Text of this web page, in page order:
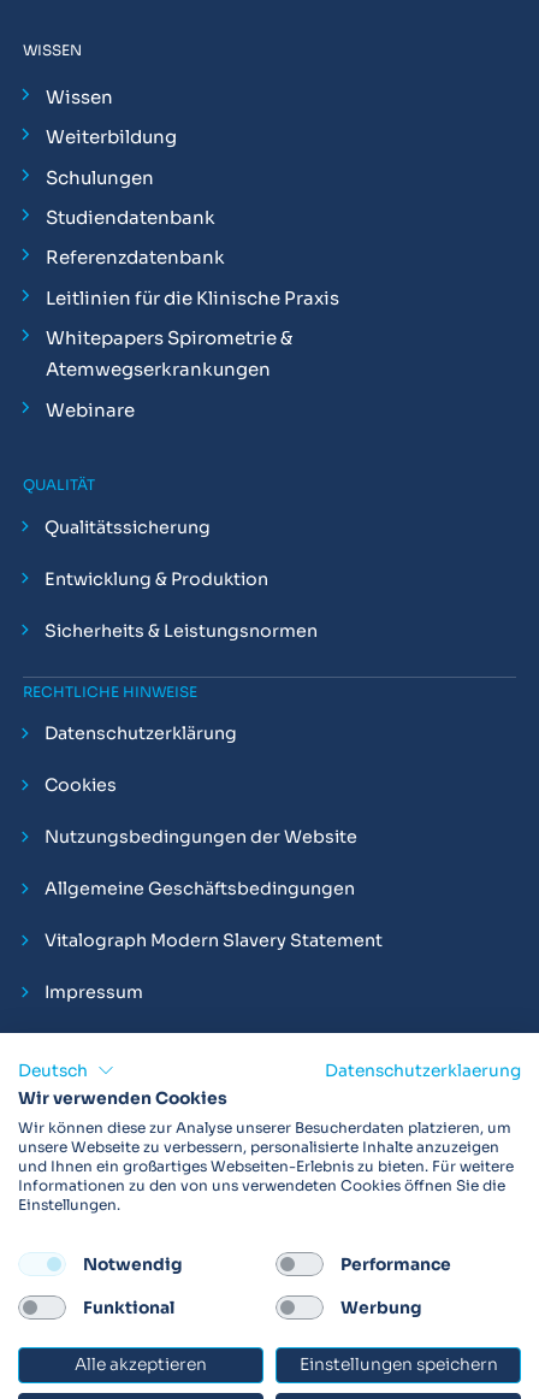
WISSEN
Wissen
Weiterbildung
Schulungen
Studiendatenbank
Referenzdatenbank
Leitlinien für die Klinische Praxis
Whitepapers Spirometrie &
Atemwegserkrankungen
Webinare
QUALITÄT
Qualitätssicherung
Entwicklung & Produktion
Sicherheits & Leistungsnormen
RECHTLICHE HINWEISE
Datenschutzerklärung
Cookies
Nutzungsbedingungen der Website
Allgemeine Geschäftsbedingungen
Vitalograph Modern Slavery Statement
Impressum
Vitalograph ist ein internationaler Hersteller von Spirometern,
EKGs und Bakterien-Viren-Filtern zur sicheren
Lungenfunktionsdiagnostik. Darüber hinaus sind wir weltweit
als Technologie- und Service-Provider für klinische
FOLLOW
© 2026 Vitalograph
Deutsch
Datenschutzerklaerung
Wir verwenden Cookies
Wir können diese zur Analyse unserer Besucherdaten platzieren, um
unsere Webseite zu verbessern, personalisierte Inhalte anzuzeigen
und Ihnen ein großartiges Webseiten-Erlebnis zu bieten. Für weitere
Informationen zu den von uns verwendeten Cookies öffnen Sie die
Einstellungen.
Notwendig Performance
Funktional Werbung
Alle akzeptieren Einstellungen speichern